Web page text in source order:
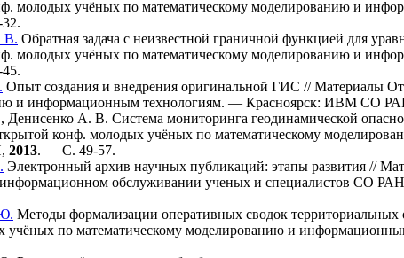
молодых учёных по математическому моделированию и
В. Обратная задача с неизвестной граничной функцией для
молодых учёных по математическому моделированию и
Опыт создания и внедрения оригинальной ГИС // Материалы
и информационным технологиям. — Красноярск: ИВМ СО
, Денисенко А. В. Система мониторинга геодинамической
конф. молодых учёных по математическому
2013. — С. 49-57.
Электронный архив научных публикаций: этапы развития //
информационном обслуживании ученых и специалистов
Методы формализации оперативных сводок
учёных по математическому моделированию и